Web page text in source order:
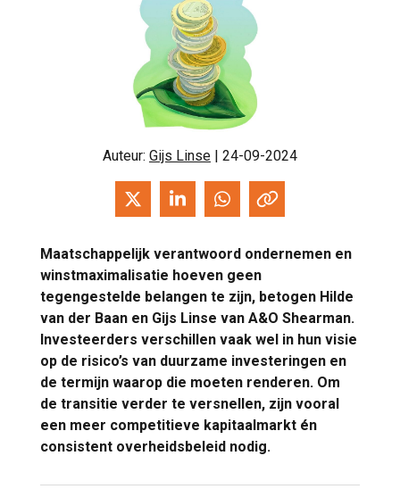
Auteur: Gijs Linse | 24-09-2024
Maatschappelijk verantwoord ondernemen en
winstmaximalisatie hoeven geen
tegengestelde belangen te zijn, betogen Hilde
van der Baan en Gijs Linse van A&O Shearman.
Investeerders verschillen vaak wel in hun visie
op de risico’s van duurzame investeringen en
de termijn waarop die moeten renderen. Om
de transitie verder te versnellen, zijn vooral
een meer competitieve kapitaalmarkt én
consistent overheidsbeleid nodig.